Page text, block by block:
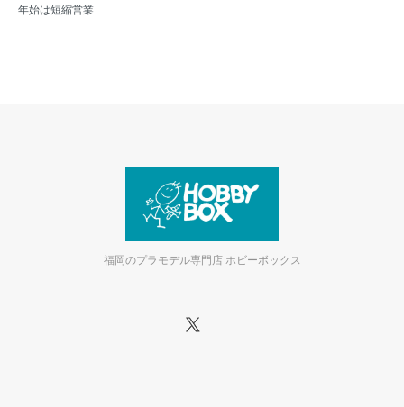
年始は短縮営業
福岡のプラモデル専門店 ホビーボックス